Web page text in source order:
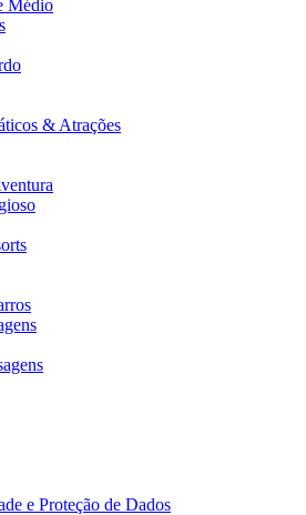
Médio
& Atrações
e Proteção de Dados